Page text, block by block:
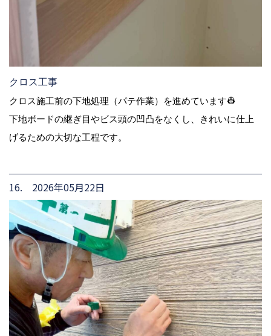
クロス工事
クロス施工前の下地処理（パテ作業）を進めています👷
下地ボードの継ぎ目やビス頭の凹凸をなくし、きれいに仕上
げるための大切な工程です。
16. 2026年05月22日